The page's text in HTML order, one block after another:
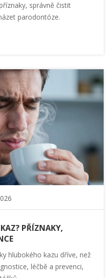
správně čistit
parodontóze.
PŘÍZNAKY,
hlubokého kazu dříve, než
léčbě a prevenci,